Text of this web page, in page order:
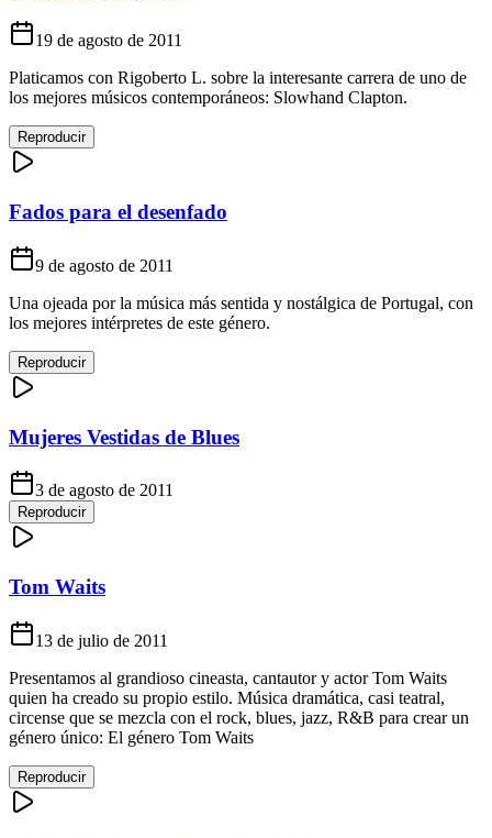
19 de agosto de 2011
Platicamos con Rigoberto L. sobre la interesante carrera de uno de
los mejores músicos contemporáneos: Slowhand Clapton.
Reproducir
Fados para el desenfado
9 de agosto de 2011
Una ojeada por la música más sentida y nostálgica de Portugal, con
los mejores intérpretes de este género.
Reproducir
Mujeres Vestidas de Blues
3 de agosto de 2011
Reproducir
Tom Waits
13 de julio de 2011
Presentamos al grandioso cineasta, cantautor y actor Tom Waits
quien ha creado su propio estilo. Música dramática, casi teatral,
circense que se mezcla con el rock, blues, jazz, R&B para crear un
género único: El género Tom Waits
Reproducir